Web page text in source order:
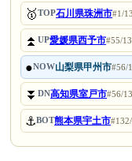
🥇TOP石川県珠洲市#1/
⏫UP愛媛県西予市#55/
●NOW山梨県甲州市#56/
⏬DN高知県室戸市#56/
⚓BOT熊本県宇土市